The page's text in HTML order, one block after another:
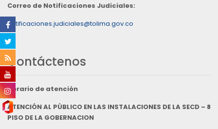
Correo de Notificaciones Judiciales:
notificaciones.judiciales@tolima.gov.co
Contáctenos
Horario de atención
ATENCIÓN AL PÚBLICO EN LAS INSTALACIONES DE LA SECD – 8
PISO DE LA GOBERNACION